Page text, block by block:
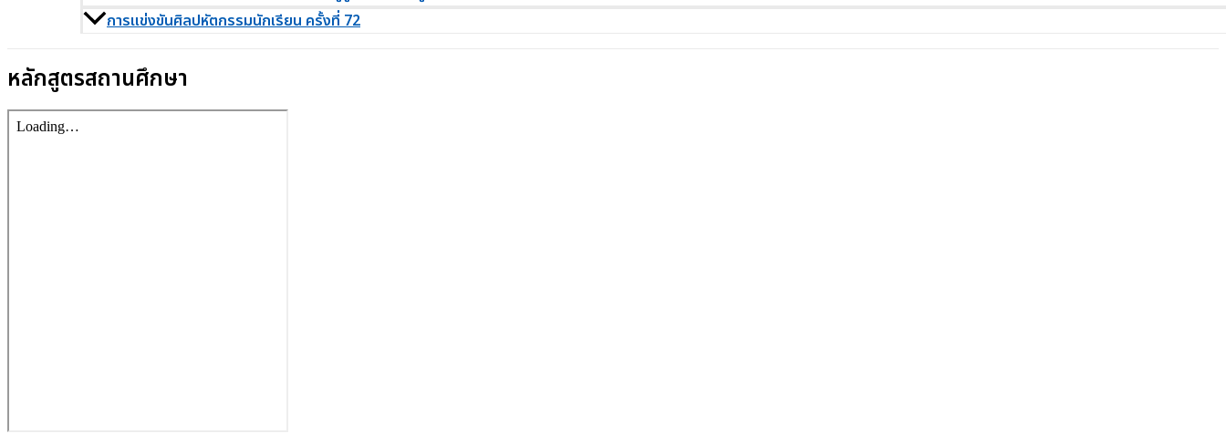
การแข่งขันศิลปหัตกรรมนักเรียน ครั้งที่ 72
หลักสูตรสถานศึกษา